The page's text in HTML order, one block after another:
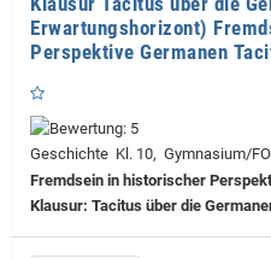
Erwartungshorizont)
Perspektive Germanen
Geschichte Kl. 10, Gymnasium/
Fremdsein in historischer
Klausur: Tacitus über die